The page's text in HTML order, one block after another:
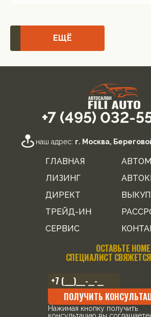
ЕЩЁ
+7 (495) 032-
наш адрес: г. Москва,
ГЛАВНАЯ
ЛИЗИНГ
ДИРЕКТ
ВЫКУП
ТРЕЙД-ИН
СЕРВИС
ОСТАВЬТЕ
СПЕЦИАЛИСТ
ПОЛУЧИТЬ
Нажимая кнопку получить
консультацию вы